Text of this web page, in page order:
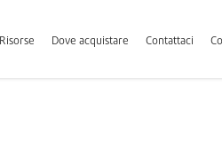
Risorse Dove acquistare Contattaci